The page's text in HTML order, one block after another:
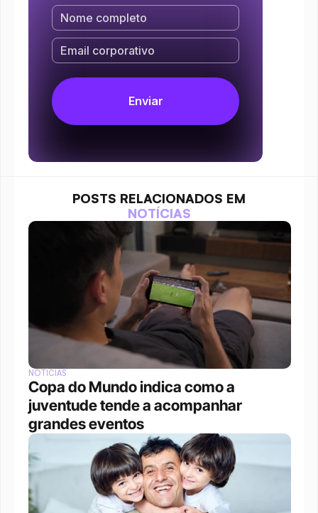
POSTS RELACIONADOS EM
NOTÍCIAS
NOTÍCIAS
Copa do Mundo indica como a
juventude tende a acompanhar
grandes eventos